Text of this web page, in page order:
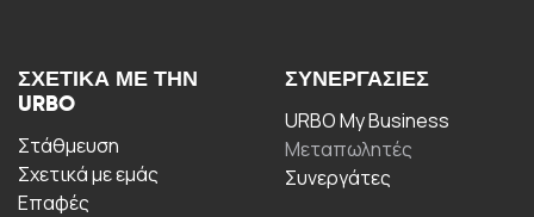
ΣΧΕΤΙΚΆ ΜΕ ΤΗΝ
URBO
Στάθμευση
Σχετικά με εμάς
Επαφές
ΣΥΝΕΡΓΑΣΊΕΣ
URBO My Business
Μεταπωλητές
Συνεργάτες